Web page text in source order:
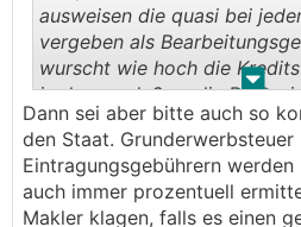
. .
ausweisen die quasi bei
vergeben als
wurscht wie hoch die
ja darum, daß es die Bank
kostet einen 400 000 Euro
als einen 200 000 Euro
dort steht, wenn sie je
die Gebühren deutlich
Dann sei aber bitte auch so
den Staat. Grunderwerbsteuer
Eintragungsgebührern
auch immer prozentuell
Makler klagen, falls es einen